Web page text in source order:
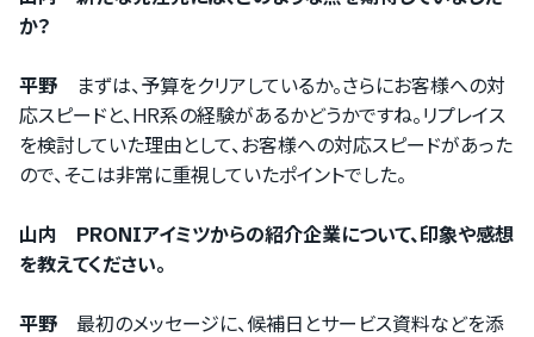
か？
平野
まずは、予算をクリアしているか。さらにお客様への対
応スピードと、HR系の経験があるかどうかですね。リプレイス
を検討していた理由として、お客様への対応スピードがあった
ので、そこは非常に重視していたポイントでした。
山内 PRONIアイミツからの紹介企業について、印象や感想
を教えてください。
平野 最初のメッセージに、候補日とサービス資料などを添